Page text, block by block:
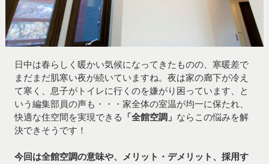
日中は春らしく暖かい気候になってきたものの、寒暖差で
まだまだ肌寒い夜が続いていますね。夜は家の廊下が冷え
て寒く、息子がトイレに行くのを嫌がり困っています、と
いう編集部員の声も・・・家全体の室温が均一に保たれ、
快適な住空間を実現できる
「全館空調」 ならこの悩みを解
決できそうです！
今回は全館空調の意味や、メリット・デメリット、採用す